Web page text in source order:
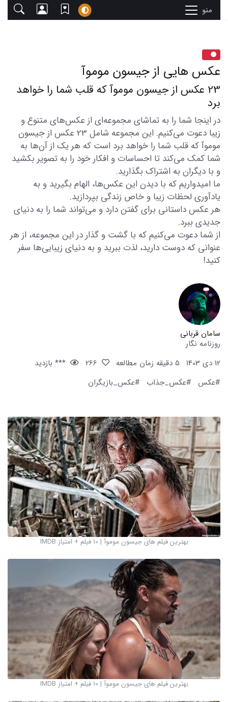
منو
عکس هایی از جیسون موموآ
23 عکس از جیسون موموآ که قلب شما را خواهد
برد
در اینجا شما را به تماشای مجموعه‌ای از عکس‌های متنوع و
زیبا دعوت می‌کنیم. این مجموعه شامل 23 عکس از جیسون
موموآ که قلب شما را خواهد برد است که هر یک از آن‌ها به
شما کمک می‌کند تا احساسات و افکار خود را به تصویر بکشید
و با دیگران به اشتراک بگذارید.
ما امیدواریم که با دیدن این عکس‌ها، الهام بگیرید و به
یادآوری لحظات زیبا و خاص زندگی بپردازید.
هر عکس داستانی برای گفتن دارد و می‌تواند شما را به دنیای
جدیدی ببرد.
از شما دعوت می‌کنیم که با گشت و گذار در این مجموعه، از هر
عنوانی که دوست دارید، لذت ببرید و به دنیای زیبایی‌ها سفر
کنید!
سامان قربانی
روزنامه نگار
12 دی 1403
5 دقیقه زمان مطالعه
*** بازدید
#عکس
#عکس_جذاب #عکس_بازیگران
بهترین فیلم های جیسون موموآ | 10 فیلم + امتیاز IMDB
بهترین فیلم های جیسون موموآ | 10 فیلم + امتیاز IMDB